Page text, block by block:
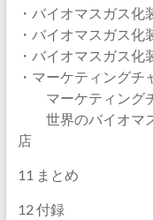
・バイオマスガス
・バイオマスガス化
・バイオマスガス化
・マーケティングチ
マーケティング
世界のバイオマス
店
11 まとめ
12 付録